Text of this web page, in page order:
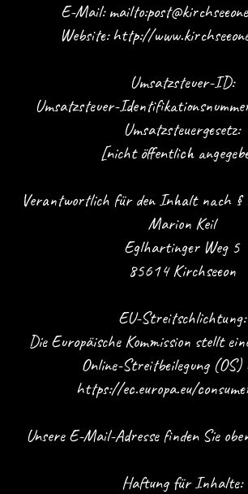
E-Mail:
Website: http://
Umsatzsteuer-ID:
Umsatzsteuer-
Umsatzsteuergesetz:
[nicht öffentlich
Verantwortlich für den Inhalt nach §
Marion Keil
Eglhartinger Weg 5
85614 Kirchseeon
EU-Streitschlichtung:
Die Europäische Kommission stellt
Online-Streitbeilegung (OS)
https://ec.europa.eu/
Unsere E-Mail-Adresse finden Sie
Haftung für Inhalte: